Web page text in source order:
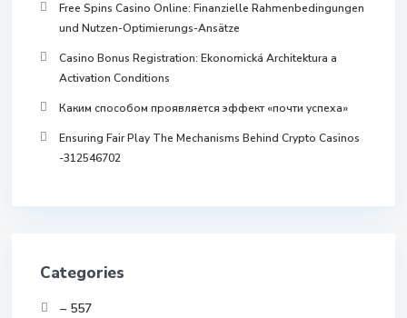
Free Spins Casino Online: Finanzielle Rahmenbedingungen
und Nutzen-Optimierungs-Ansätze
Casino Bonus Registration: Ekonomická Architektura a
Activation Conditions
Каким способом проявляется эффект «почти успеха»
Ensuring Fair Play The Mechanisms Behind Crypto Casinos
-312546702
Categories
– 557